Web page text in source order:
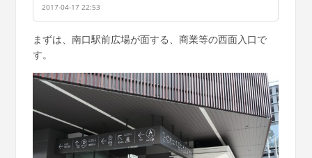
2017-04-17 22:53
まずは、南口駅前広場が面する、商業等の西面入口で
す。